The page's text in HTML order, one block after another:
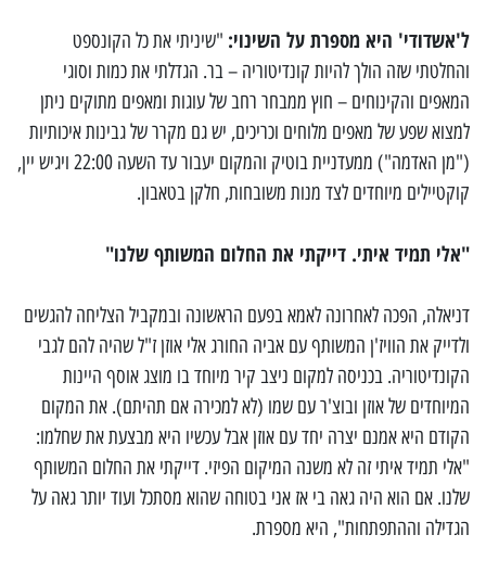
ל'אשדודי' היא מספרת על השינוי: "שיניתי את כל הקונספט
והחלטתי שזה הולך להיות קונדיטוריה – בר. הגדלתי את כמות וסוגי
המאפים והקינוחים – חוץ ממבחר רחב של עוגות ומאפים מתוקים ניתן
למצוא שפע של מאפים מלוחים וכריכים, יש גם מקרר של גבינות איכותיות
("מן האדמה") ממעדניית בוטיק והמקום יעבור עד השעה 22:00 ויגיש יין,
קוקטיילים מיוחדים לצד מנות משובחות, חלקן בטאבון.
"אלי תמיד איתי. דייקתי את החלום המשותף שלנו"
דניאלה, הפכה לאחרונה לאמא בפעם הראשונה ובמקביל הצליחה להגשים
ולדייק את הוויז'ן המשותף עם אביה החורג אלי אוזן ז"ל שהיה להם לגבי
הקונדיטוריה. בכניסה למקום ניצב קיר מיוחד בו מוצג אוסף היינות
המיוחדים של אוזן ובוצ'ר עם שמו (לא למכירה אם תהיתם). את המקום
הקודם היא אמנם יצרה יחד עם אוזן אבל עכשיו היא מבצעת את שחלמו:
"אלי תמיד איתי זה לא משנה המיקום הפיזי. דייקתי את החלום המשותף
שלנו. אם הוא היה גאה בי אז אני בטוחה שהוא מסתכל ועוד יותר גאה על
הגדילה וההתפתחות", היא מספרת.